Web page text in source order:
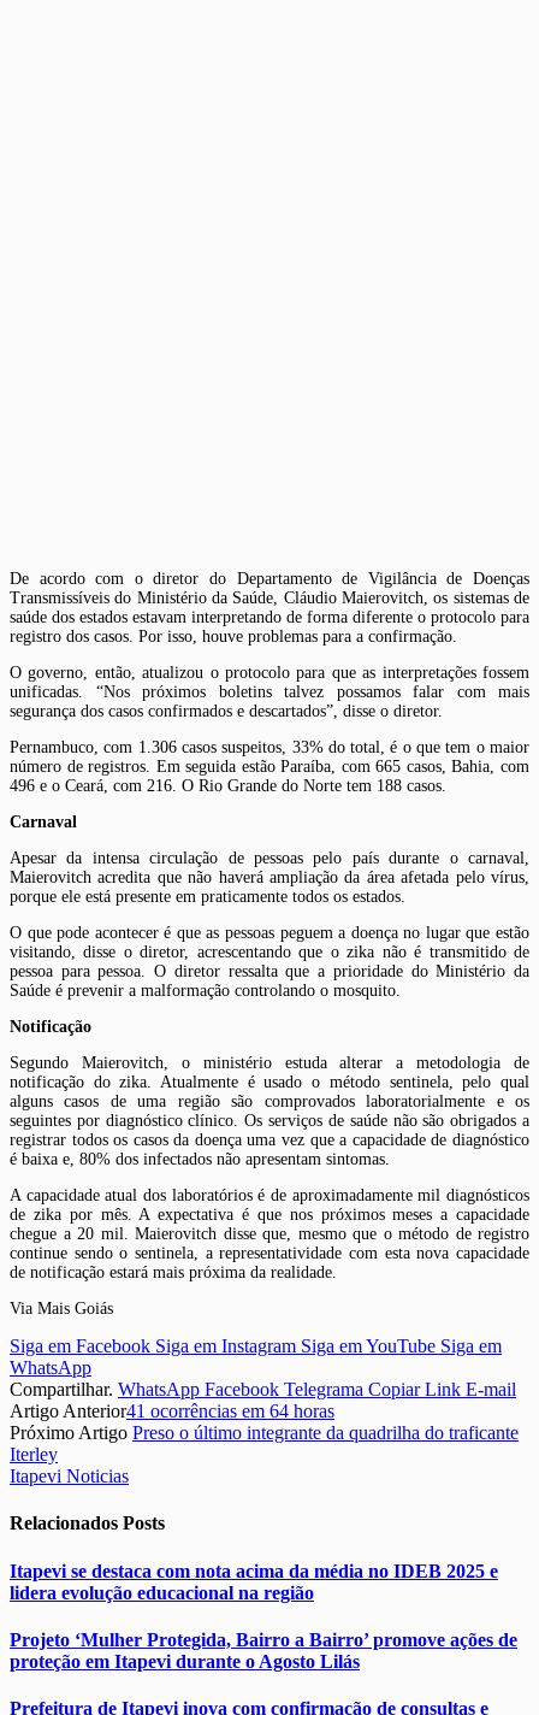
De acordo com o diretor do Departamento de Vigilância de Doenças
Transmissíveis do Ministério da Saúde, Cláudio Maierovitch, os sistemas de
saúde dos estados estavam interpretando de forma diferente o protocolo para
registro dos casos. Por isso, houve problemas para a confirmação.
O governo, então, atualizou o protocolo para que as interpretações fossem
unificadas. “Nos próximos boletins talvez possamos falar com mais
segurança dos casos confirmados e descartados”, disse o diretor.
Pernambuco, com 1.306 casos suspeitos, 33% do total, é o que tem o maior
número de registros. Em seguida estão Paraíba, com 665 casos, Bahia, com
496 e o Ceará, com 216. O Rio Grande do Norte tem 188 casos.
Carnaval
Apesar da intensa circulação de pessoas pelo país durante o carnaval,
Maierovitch acredita que não haverá ampliação da área afetada pelo vírus,
porque ele está presente em praticamente todos os estados.
O que pode acontecer é que as pessoas peguem a doença no lugar que estão
visitando, disse o diretor, acrescentando que o zika não é transmitido de
pessoa para pessoa. O diretor ressalta que a prioridade do Ministério da
Saúde é prevenir a malformação controlando o mosquito.
Notificação
Segundo Maierovitch, o ministério estuda alterar a metodologia de
notificação do zika. Atualmente é usado o método sentinela, pelo qual
alguns casos de uma região são comprovados laboratorialmente e os
seguintes por diagnóstico clínico. Os serviços de saúde não são obrigados a
registrar todos os casos da doença uma vez que a capacidade de diagnóstico
é baixa e, 80% dos infectados não apresentam sintomas.
A capacidade atual dos laboratórios é de aproximadamente mil diagnósticos
de zika por mês. A expectativa é que nos próximos meses a capacidade
chegue a 20 mil. Maierovitch disse que, mesmo que o método de registro
continue sendo o sentinela, a representatividade com esta nova capacidade
de notificação estará mais próxima da realidade.
Via Mais Goiás
Siga em Facebook Siga em Instagram Siga em YouTube Siga em
WhatsApp
Compartilhar. WhatsApp Facebook Telegrama Copiar Link E-mail
Artigo Anterior41 ocorrências em 64 horas
Próximo Artigo Preso o último integrante da quadrilha do traficante
Iterley
Itapevi Noticias
Relacionados Posts
Itapevi se destaca com nota acima da média no IDEB 2025 e
lidera evolução educacional na região
Projeto ‘Mulher Protegida, Bairro a Bairro’ promove ações de
proteção em Itapevi durante o Agosto Lilás
Prefeitura de Itapevi inova com confirmação de consultas e